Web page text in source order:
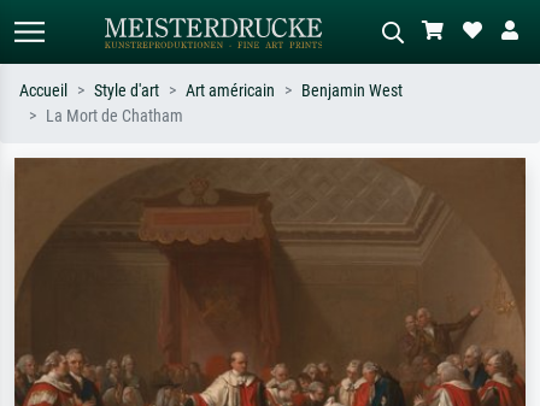
Recherchez par artiste, titre ou style –
ex. Monet, Nuit étoilée,
impressionnisme, vague de Hokusai,
Décrivez la scène – ex. prairie verte,
abstrait avec beaucoup de rouge,
tableau sombre, nu debout près d'un
arbre.
Accueil Style d'art Art américain
Benjamin West
La Mort de Chatham